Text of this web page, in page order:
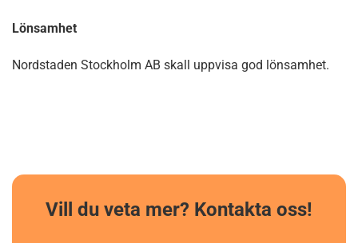
Lönsamhet
Nordstaden Stockholm AB skall uppvisa god lönsamhet.
Vill du veta mer? Kontakta oss!